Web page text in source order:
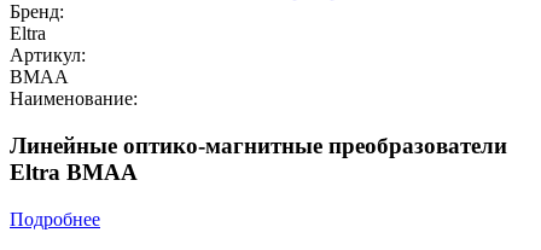
Бренд:
Eltra
Артикул:
BMAA
Наименование:
Линейные оптико-магнитные преобразователи
Eltra BMAA
Подробнее